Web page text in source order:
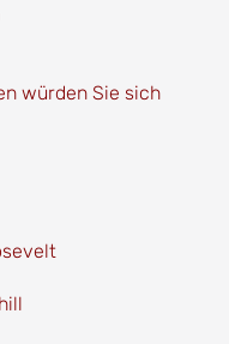
würden Sie sich